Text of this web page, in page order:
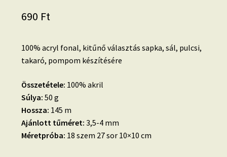
690 Ft
100% acryl fonal, kitűnő választás sapka, sál, pulcsi,
takaró, pompom készítésére
Összetétele: 100% akril
Súlya: 50 g
Hossza: 145 m
Ajánlott tűméret: 3,5-4 mm
Méretpróba: 18 szem 27 sor 10×10 cm